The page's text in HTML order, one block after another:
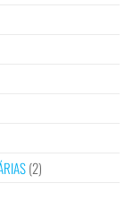
(2)